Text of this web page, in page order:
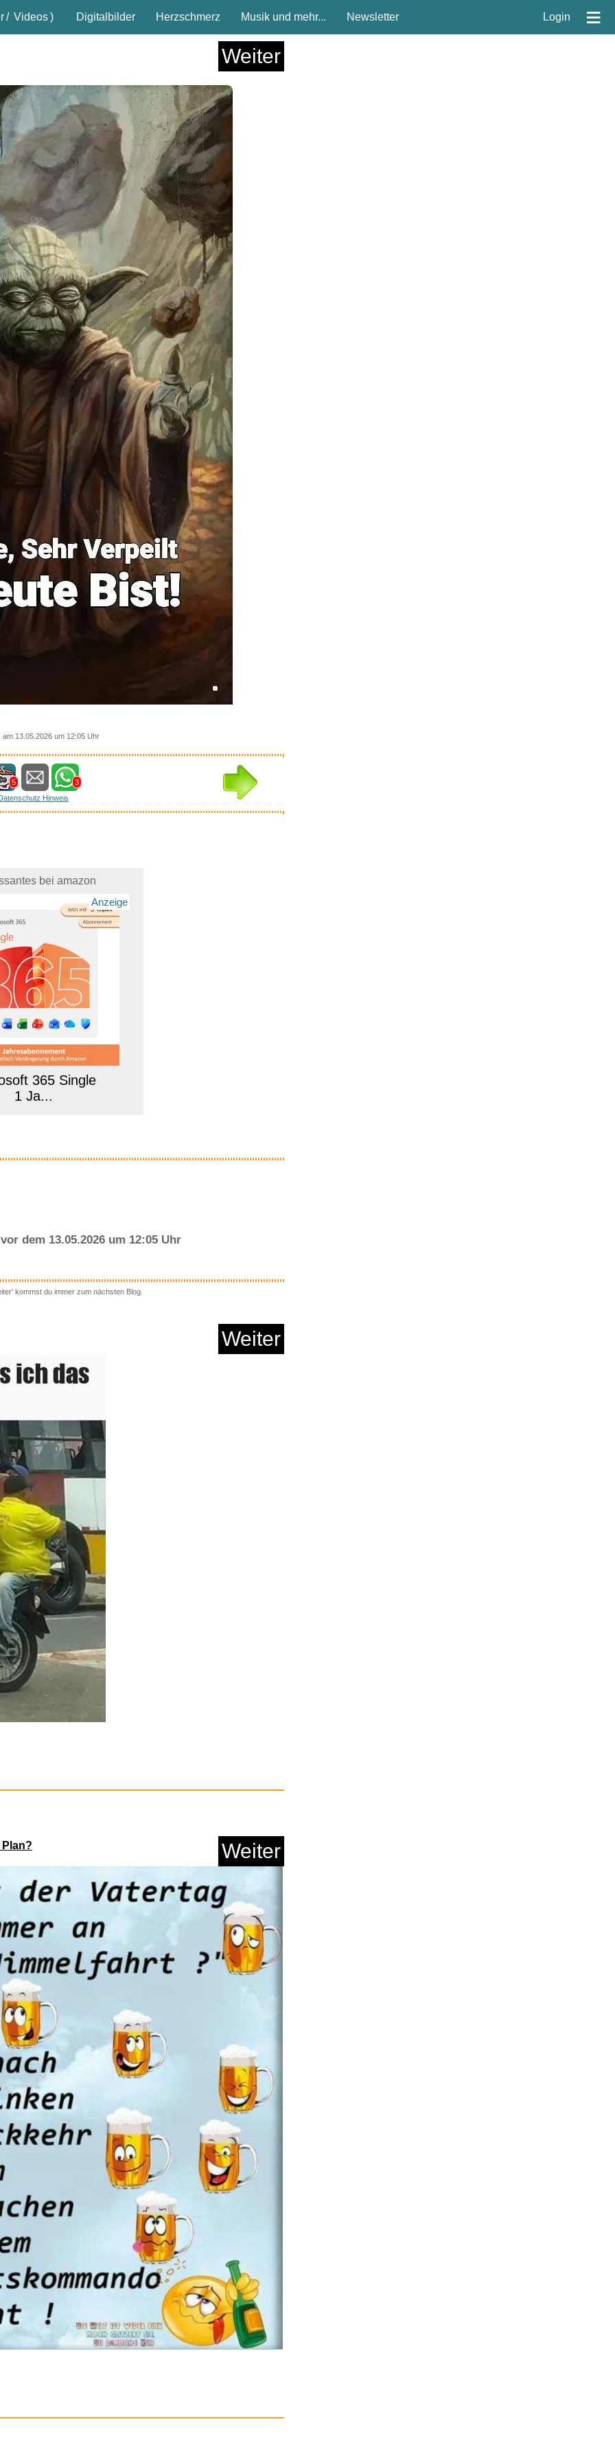
/ Videos) Digitalbilder Herzschmerz Musik und mehr... Newsletter Login ≡
Weiter
am 13.05.2026 um 12:05 Uhr
5
3
Hinweis
bei amazon
Anzeige
365 Single
1 Ja...
Smart Watch
MAX...
Anzeige
Istanbul Oriental
En...
Anzeige
Elektrisch,...
vor dem 13.05.2026 um 12:05 Uhr
kommst du immer zum nächsten Blog.
Weiter
Weiter